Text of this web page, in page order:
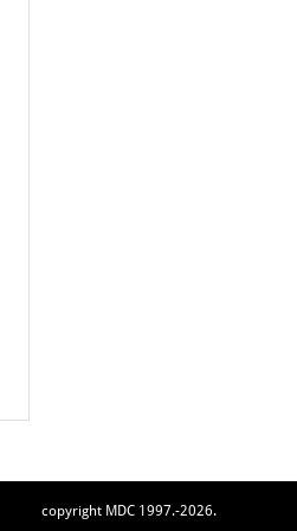
copyright MDC 1997.-2026.